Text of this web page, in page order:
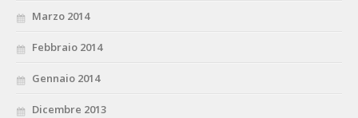
Marzo 2014
Febbraio 2014
Gennaio 2014
Dicembre 2013